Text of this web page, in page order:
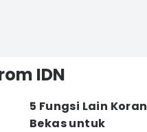
IDN
5 Fungsi Lain Koran
Bekas untuk